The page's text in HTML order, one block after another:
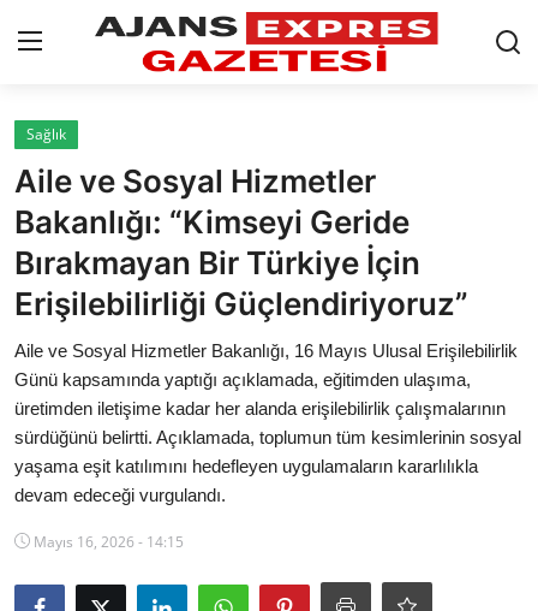
GİRİŞ YAP
AnaSayfa
Eskişehir Siyaset
Siyaset
Türkiye Gündemi
Yerel
Siber Güvenlik
Sağlık
Aile ve Sosyal Hizmetler
Bakanlığı: “Kimseyi Geride
Bırakmayan Bir Türkiye İçin
Erişilebilirliği Güçlendiriyoruz”
Aile ve Sosyal Hizmetler Bakanlığı, 16 Mayıs Ulusal Erişilebilirlik
Günü kapsamında yaptığı açıklamada, eğitimden ulaşıma,
üretimden iletişime kadar her alanda erişilebilirlik çalışmalarının
sürdüğünü belirtti. Açıklamada, toplumun tüm kesimlerinin sosyal
yaşama eşit katılımını hedefleyen uygulamaların kararlılıkla
devam edeceği vurgulandı.
Mayıs 16, 2026 - 14:15